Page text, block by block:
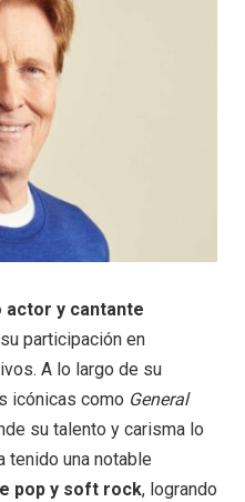
actor y cantante
participación en
A lo largo de su
icónicas como General
su talento y carisma lo
tenido una notable
pop y soft rock, logrando